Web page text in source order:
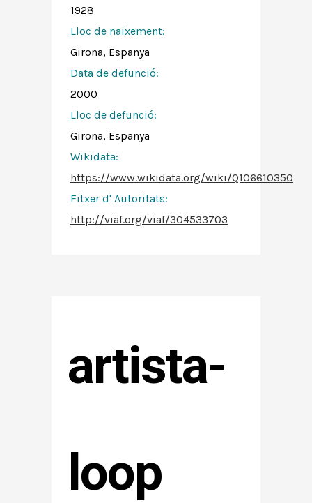
1928
Lloc de naixement:
Girona, Espanya
Data de defunció:
2000
Lloc de defunció:
Girona, Espanya
Wikidata:
https://www.wikidata.org/wiki/Q106610350
Fitxer d' Autoritats:
http://viaf.org/viaf/304533703
artista-
loop